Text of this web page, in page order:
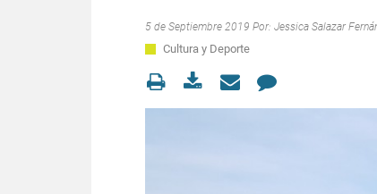
5 de Septiembre 2019 Por: Jessica Salazar
Cultura y Deporte